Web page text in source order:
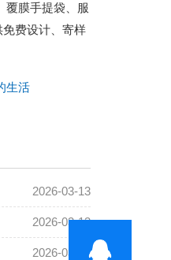
覆膜手提袋、服
费设计、寄样
生活
2026-03-13
2026-03-13
2026-03-13